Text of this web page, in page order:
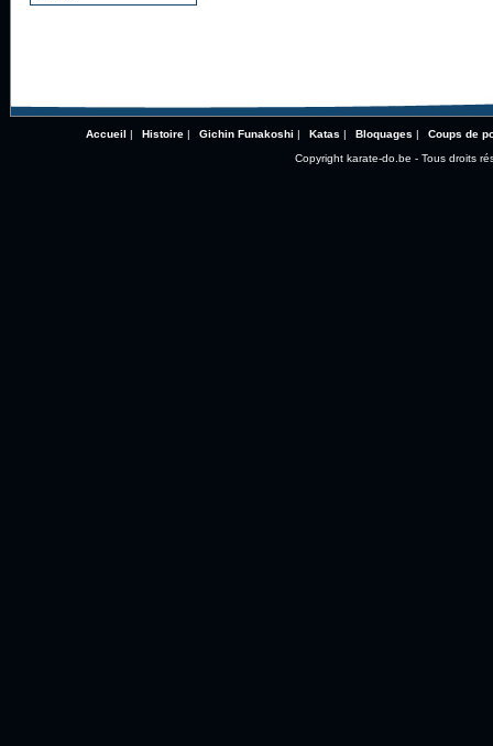
Accueil | Histoire| Gichin Funakoshi | Katas | Bloquages |
Coups de
Copyright karate-do.be - Tous droits